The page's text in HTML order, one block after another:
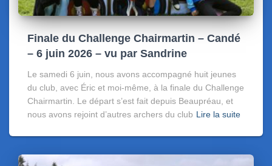
Finale du Challenge Chairmartin – Candé
– 6 juin 2026 – vu par Sandrine
Le samedi 6 juin, nous avons accompagné huit jeunes
du club, avec Éric et moi-même, à la finale du Challenge
Chairmartin. Le départ s’est fait depuis Beaupréau, et
nous avons rejoint d’autres archers du club Lire la suite